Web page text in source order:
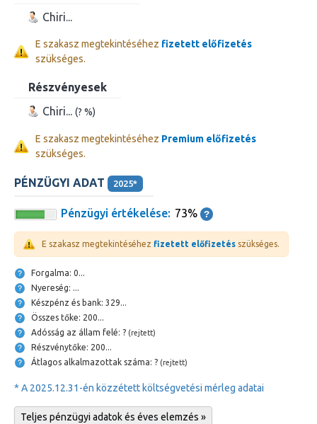
Chiri...
E szakasz megtekintéséhez fizetett előfizetés
szükséges.
Részvényesek
Chiri... (? %)
E szakasz megtekintéséhez Premium előfizetés
szükséges.
PÉNZÜGYI ADAT 2025*
Pénzügyi értékelése: 73%
E szakasz megtekintéséhez fizetett előfizetés szükséges.
Forgalma: 0...
Nyereség: ...
Készpénz és bank: 329...
Összes tőke: 200...
Adósság az állam felé: ? (rejtett)
Részvénytőke: 200...
Átlagos alkalmazottak száma: ? (rejtett)
* A 2025.12.31-én közzétett költségvetési mérleg adatai
Teljes pénzügyi adatok és éves elemzés »